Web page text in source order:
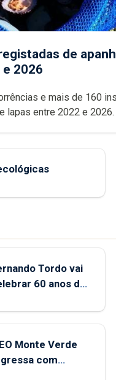
de
2026
de 160 inspeções
2022 e 2026. A ilha
Tordo vai
60 anos de
Monte Verde
com